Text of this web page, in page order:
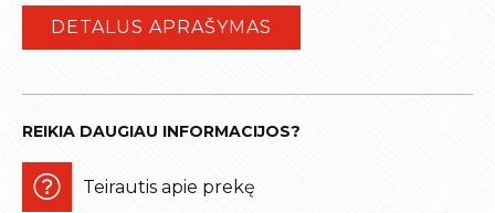
DETALUS APRAŠYMAS
REIKIA DAUGIAU INFORMACIJOS?
Teirautis apie prekę